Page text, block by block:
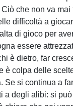
che non va
difficoltà a
di gioco per
essere
è dietro, far
è colpa delle
Se si continua a
a degli alibi: si